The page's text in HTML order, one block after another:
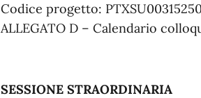
Codice progetto:
ALLEGATO D – Calendario
SESSIONE STRAORDINARIA